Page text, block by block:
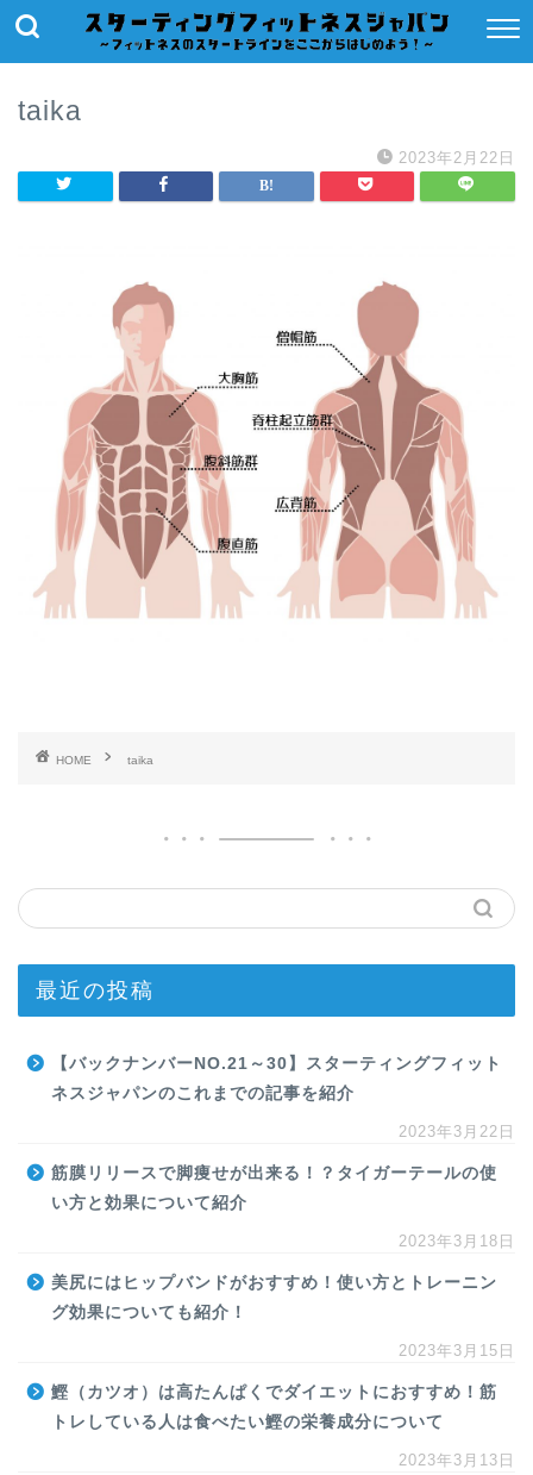
taika
2023年2月22日
HOME taika
最近の投稿
【バックナンバーNO.21～30】スターティングフィット
ネスジャパンのこれまでの記事を紹介
2023年3月22日
筋膜リリースで脚痩せが出来る！？タイガーテールの使
い方と効果について紹介
2023年3月18日
美尻にはヒップバンドがおすすめ！使い方とトレーニン
グ効果についても紹介！
2023年3月15日
鰹（カツオ）は高たんぱくでダイエットにおすすめ！筋
トレしている人は食べたい鰹の栄養成分について
2023年3月13日